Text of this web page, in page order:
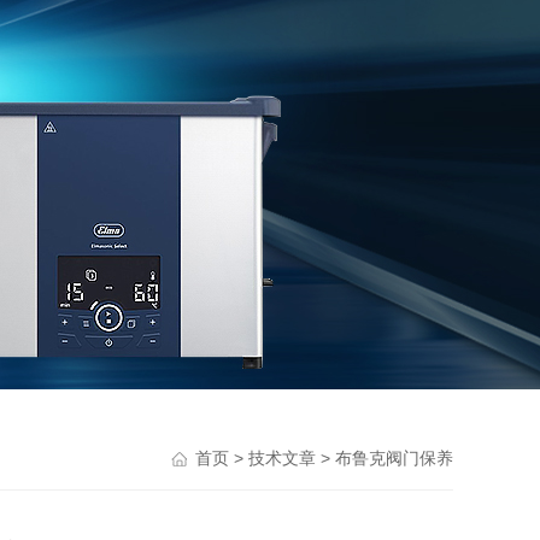
首页 > 技术文章 > 布鲁克阀门保养